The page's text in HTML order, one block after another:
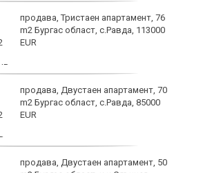
продава, Тристаен апартамент, 76
m2 Бургас област, с.Равда, 113000
EUR
продава, Двустаен апартамент, 70
m2 Бургас област, с.Равда, 85000
EUR
продава, Двустаен апартамент, 50